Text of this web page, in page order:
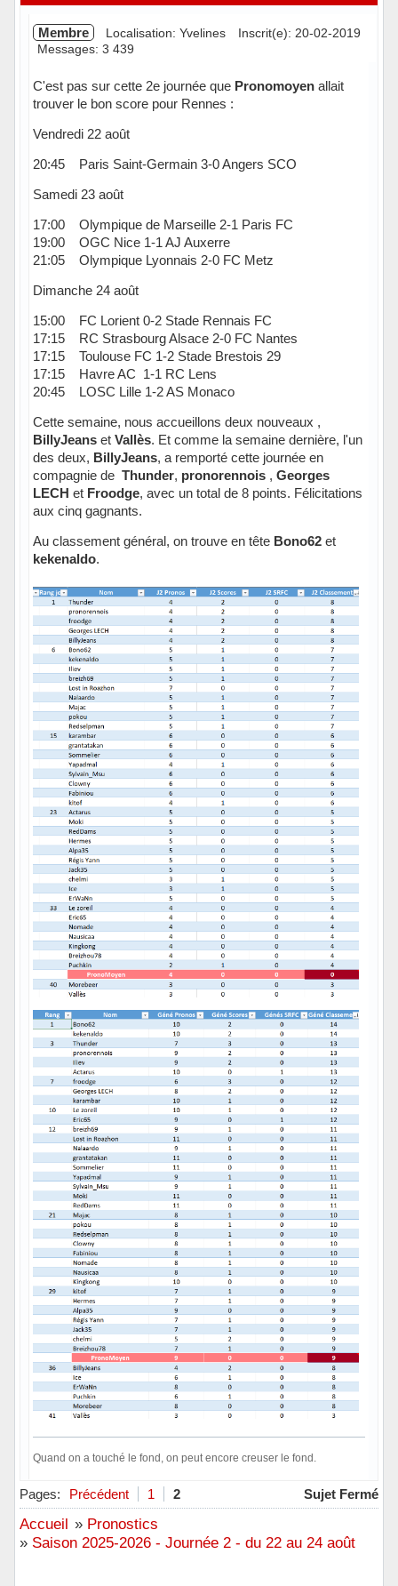
Membre Localisation: Yvelines
Inscrit(e): 20-02-2019
Messages: 3 439
C'est pas sur cette 2e journée que Pronomoyenallait
trouver le bon score pour Rennes :
Vendredi 22 août
20:45 Paris Saint-Germain 3-0 Angers SCO
Samedi 23 août
17:00 Olympique de Marseille 2-1 Paris FC
19:00 OGC Nice 1-1 AJ Auxerre
21:05 Olympique Lyonnais 2-0 FC Metz
Dimanche 24 août
15:00 FC Lorient 0-2 Stade Rennais FC
17:15 RC Strasbourg Alsace 2-0 FC Nantes
17:15 Toulouse FC 1-2 Stade Brestois 29
17:15 Havre AC 1-1 RC Lens
20:45 LOSC Lille 1-2 AS Monaco
Cette semaine, nous accueillons deux nouveaux ,
BillyJeanset Vallès. Et comme la semaine dernière, l'un
des deux, BillyJeans, a remporté cette journée en
compagnie de Thunder, pronorennois, Georges
LECH et Froodge, avec un total de 8 points. Félicitations
aux cinq gagnants.
Au classement général, on trouve en tête Bono62et
kekenaldo.
Quand on a touché le fond, on peut encore creuser le fond.
Hors ligne
Pages: Précédent 1 2 Sujet Fermé
Accueil » Pronostics
» Saison 2025-2026 - Journée 2 - du 22 au 24 août